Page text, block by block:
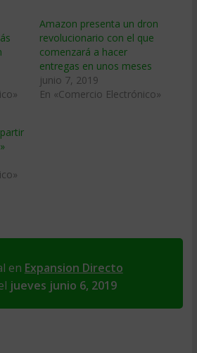
Amazon presenta un dron
revolucionario con el que
comenzará a hacer
entregas en unos meses
junio 7, 2019
En «Comercio Electrónico»
en Expansion Directo
jueves junio 6, 2019